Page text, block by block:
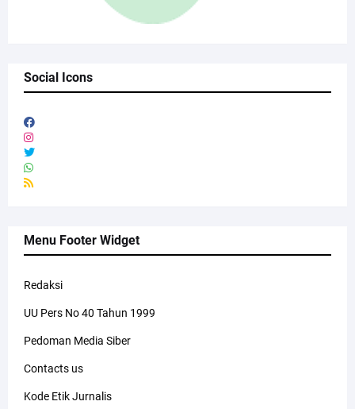
Social Icons
Menu Footer Widget
Redaksi
UU Pers No 40 Tahun 1999
Pedoman Media Siber
Contacts us
Kode Etik Jurnalis